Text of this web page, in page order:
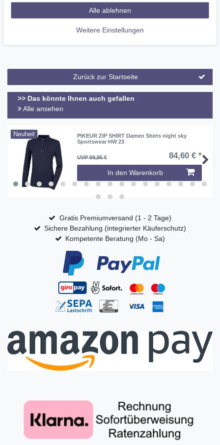
verschließbar. Robust, leistungsstark, 4-Wege-Stretch. Staub-,
fett- und wasserabweisend. Doppellagiges, atmungsaktives,
Zurück zur Startseite
>> Das könnte Ihnen auch gefallen
Alle ansehen
Neuheit
PIKEUR ZIP SHIRT Damen Shirts night sky
Sportswear HW 23
UVP 99,95 € 84,60 € *
In den Warenkorb
Gratis Premiumversand (1 - 2 Tage)
Sichere Bezahlung (integrierter Käuferschutz)
Kompetente Beratung (Mo - Sa)
Alle ablehnen
Weitere Einstellungen